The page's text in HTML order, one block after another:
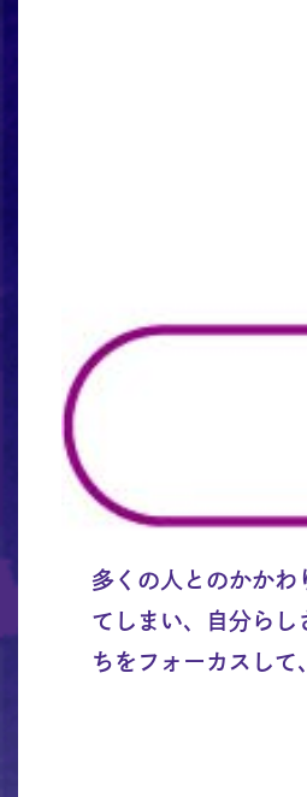
多くの人とのかかわ
てしまい、自分らし
ちをフォーカスして